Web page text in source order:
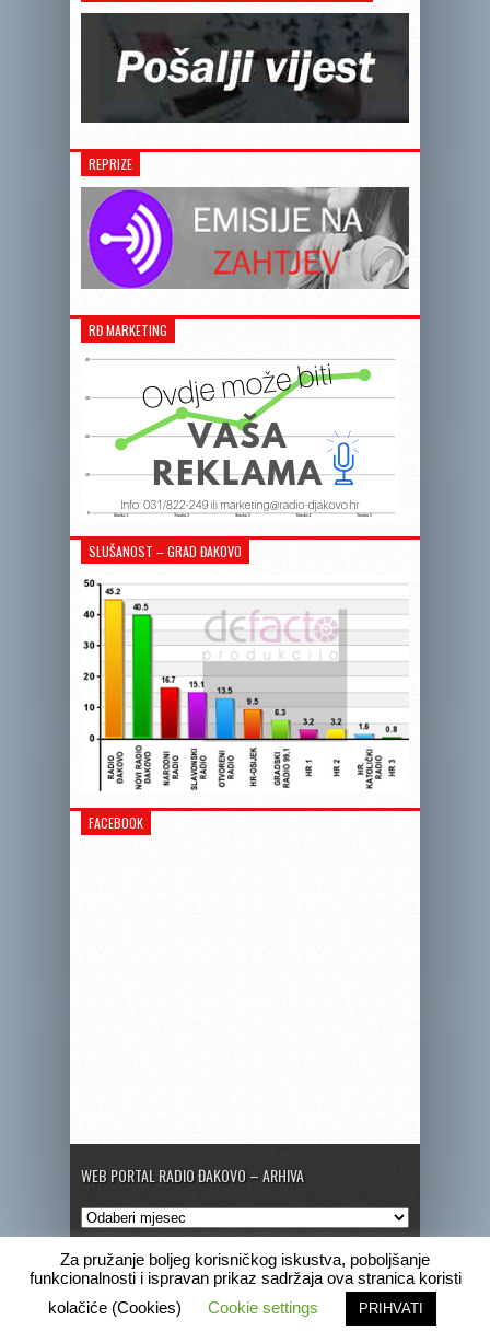
REPRIZE
RĐ MARKETING
SLUŠANOST – GRAD ĐAKOVO
FACEBOOK
WEB PORTAL RADIO ĐAKOVO – ARHIVA
Web
portal
Radio
Đakovo
Arhiva
Copyright © 2020 Radio Đakovo
Marketing Pogrebne obavijesti Program
Za pružanje boljeg korisničkog iskustva, poboljšanje
funkcionalnosti i ispravan prikaz sadržaja ova stranica koristi
kolačiće (Cookies)
Cookie settings PRIHVATI